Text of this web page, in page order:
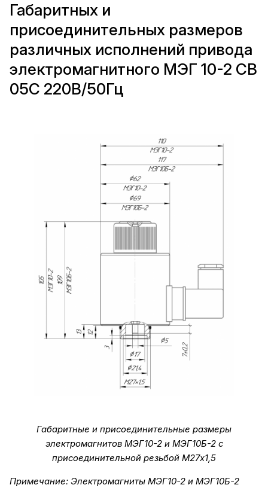
Габаритных и
присоединительных размеров
различных исполнений привода
электромагнитного МЭГ 10-2 СВ
05С 220В/50Гц
Габаритные и присоединительные размеры
электромагнитов МЭГ10-2 и МЭГ10Б-2 с
присоединительной резьбой М27х1,5
Примечание: Электромагниты МЭГ10-2 и МЭГ10Б-2